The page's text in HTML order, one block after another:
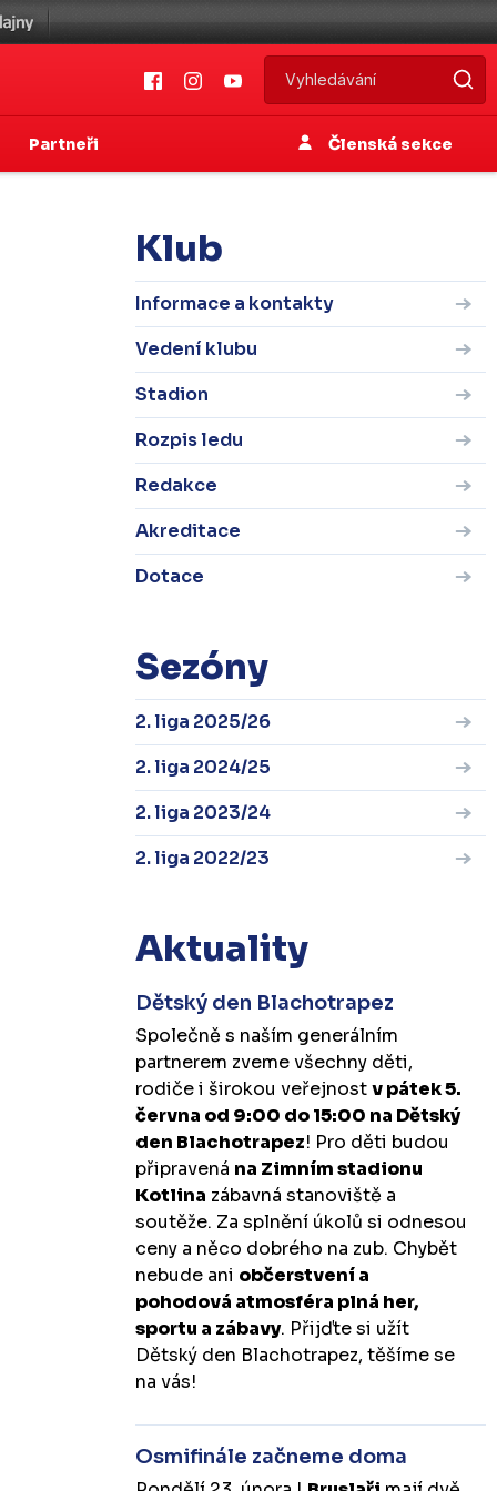
Partneři Členská sekce
Klub
Informace a kontakty
Vedení klubu
Stadion
Rozpis ledu
Redakce
Akreditace
Dotace
Sezóny
2. liga 2025/26
2. liga 2024/25
2. liga 2023/24
2. liga 2022/23
Aktuality
Dětský den Blachotrapez
Společně s naším generálním
partnerem zveme všechny děti,
rodiče i širokou veřejnostv pátek 5.
června od 9:00 do 15:00 na Dětský
den Blachotrapez! Pro děti budou
připravená na Zimním stadionu
Kotlina zábavná stanoviště a
soutěže. Za splnění úkolů si odnesou
ceny a něco dobrého na zub. Chybět
nebude ani občerstvení a
pohodová atmosféra plná her,
sportu a zábavy. Přijďte si užít
Dětský den Blachotrapez, těšíme se
na vás!
Osmifinále začneme doma